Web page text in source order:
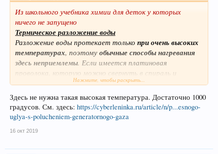
Из школьного учебника химии для деток у которых
ничего не запущено
Термическое разложение воды
Разложение воды протекает только при очень высоких
температурах, поэтому обычные способы нагревания
здесь неприемлемы. Если имеется платиновая
проволока, которую можно свернуть в спираль и
накалить до соответствующей температуры (2000 °С),
http://class.in.ua/voda_razl.html
Нажмите, чтобы раскрыть...
Здесь не нужна такая высокая температура. Достаточно 1000
градусов. См. здесь: https://cyberleninka.ru/article/n/p...esnogo-
uglya-s-polucheniem-generatornogo-gaza
16 окт 2019